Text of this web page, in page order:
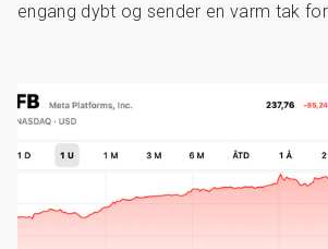
engang dybt og sender en varm tak